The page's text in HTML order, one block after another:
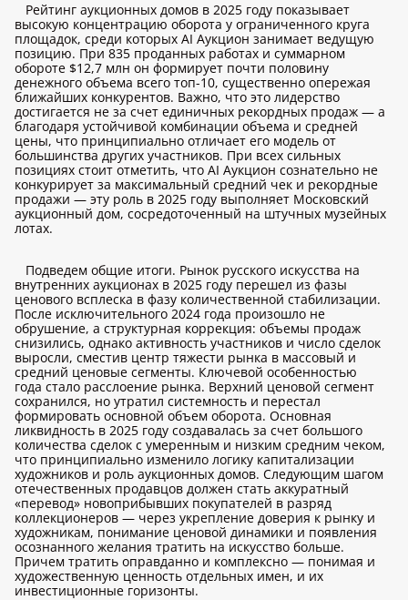
Рейтинг аукционных домов в 2025 году показывает
высокую концентрацию оборота у ограниченного круга
площадок, среди которых AI Аукцион занимает ведущую
позицию. При 835 проданных работах и суммарном
обороте $12,7 млн он формирует почти половину
денежного объема всего топ-10, существенно опережая
ближайших конкурентов. Важно, что это лидерство
достигается не за счет единичных рекордных продаж — а
благодаря устойчивой комбинации объема и средней
цены, что принципиально отличает его модель от
большинства других участников. При всех сильных
позициях стоит отметить, что AI Аукцион сознательно не
конкурирует за максимальный средний чек и рекордные
продажи — эту роль в 2025 году выполняет Московский
аукционный дом, сосредоточенный на штучных музейных
лотах.
Подведем общие итоги. Рынок русского искусства на
внутренних аукционах в 2025 году перешел из фазы
ценового всплеска в фазу количественной стабилизации.
После исключительного 2024 года произошло не
обрушение, а структурная коррекция: объемы продаж
снизились, однако активность участников и число сделок
выросли, сместив центр тяжести рынка в массовый и
средний ценовые сегменты. Ключевой особенностью
года стало расслоение рынка. Верхний ценовой сегмент
сохранился, но утратил системность и перестал
формировать основной объем оборота. Основная
ликвидность в 2025 году создавалась за счет большого
количества сделок с умеренным и низким средним чеком,
что принципиально изменило логику капитализации
художников и роль аукционных домов. Следующим шагом
отечественных продавцов должен стать аккуратный
«перевод» новоприбывших покупателей в разряд
коллекционеров — через укрепление доверия к рынку и
художникам, понимание ценовой динамики и появления
осознанного желания тратить на искусство больше.
Причем тратить оправданно и комплексно — понимая и
художественную ценность отдельных имен, и их
инвестиционные горизонты.